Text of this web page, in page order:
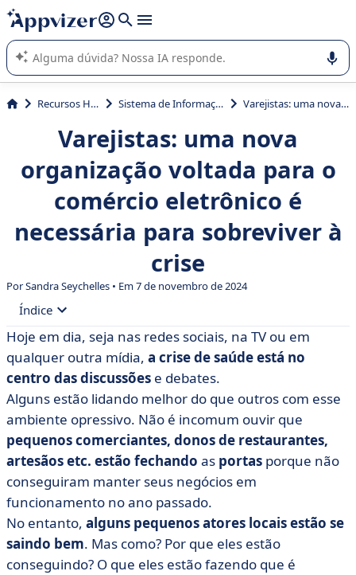
de nossa IA (várias linhas com
A IA do Appvizer o orienta no uso ou na seleção de software
SaaS para sua empresa.
Recursos Humanos (RH) Sistema de Informação de Recursos Humanos (SIRH) Varejistas: uma nova organização voltada para o comércio eletrônico é necessária para sobreviver à crise
Varejistas: uma nova
organização voltada para o
comércio eletrônico é
necessária para sobreviver à
crise
Por Sandra Seychelles • Em 7 de novembro de 2024
Índice
• Os desafios da crise e da contenção para o comércio
em 2021
• Vendas on-line: uma transformação digital necessária
• As funções e ferramentas essenciais para otimizar seu
negócio de comércio eletrônico
Hoje em dia, seja nas redes sociais, na TV ou em
qualquer outra mídia, a crise de saúde está no
centro das discussões e debates.
Alguns estão lidando melhor do que outros com esse
ambiente opressivo. Não é incomum ouvir que
pequenos comerciantes, donos de restaurantes,
artesãos etc. estão fechando as portas porque não
conseguiram manter seus negócios em
funcionamento no ano passado.
No entanto, alguns pequenos atores locais estão se
saindo bem. Mas como? Por que eles estão
conseguindo? O que eles estão fazendo que é